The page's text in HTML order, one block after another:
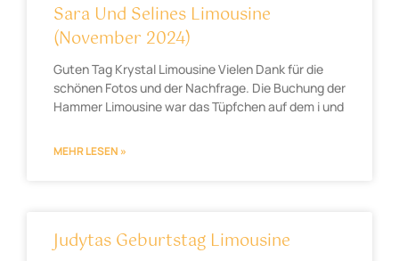
Sara Und Selines Limousine
(November 2024)
Guten Tag Krystal Limousine Vielen Dank für die
schönen Fotos und der Nachfrage. Die Buchung der
Hammer Limousine war das Tüpfchen auf dem i und
MEHR LESEN »
Judytas Geburtstag Limousine